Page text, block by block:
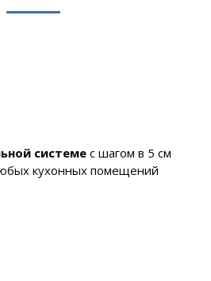
системе с шагом в 5 см
кухонных помещений